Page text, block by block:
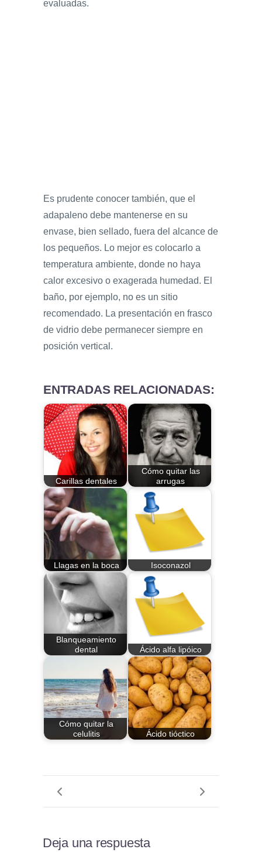
evaluadas.
Es prudente conocer también, que el
adapaleno debe mantenerse en su
envase, bien sellado, fuera del alcance de
los pequeños. Lo mejor es colocarlo a
temperatura ambiente, donde no haya
calor excesivo o exagerada humedad. El
baño, por ejemplo, no es un sitio
recomendado. La presentación en frasco
de vidrio debe permanecer siempre en
posición vertical.
ENTRADAS RELACIONADAS:
Carillas dentales
Cómo quitar las
arrugas
Llagas en la boca Isoconazol
Blanqueamiento
dental
Ácido alfa lipóico
Cómo quitar la
celulitis
Ácido tióctico
Deja una respuesta